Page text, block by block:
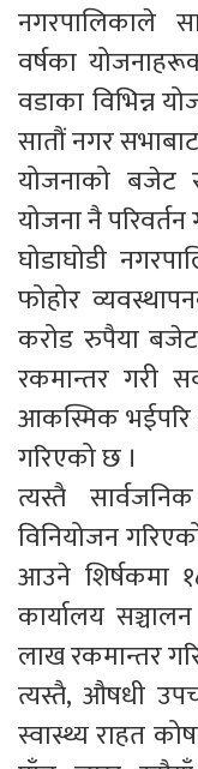
नगरपालिकाले
वर्षका
वडाका विभिन्न
सातौं नगर
योजनाको बजेट
योजना नै
घोडाघोडी
फोहोर
करोड रुपैया
रकमान्तर गरी
आकस्मिक भईपरि
गरिएको छ ।
त्यस्तै
विनियोजन
आउने शिर्षकमा
कार्यालय
लाख रकमान्तर
त्यस्तै, औषधी
स्वास्थ्य राहत